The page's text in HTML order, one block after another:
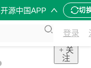
开源中国APP 切
登录
+ 关
注